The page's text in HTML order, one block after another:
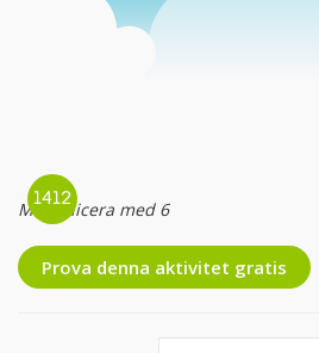
Multiplicera med 6
Prova denna aktivitet gratis